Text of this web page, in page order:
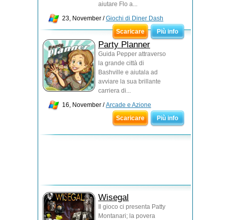
aiutare Flo a...
23, November /Giochi di Diner Dash
Scaricare
Più info
Party Planner
Guida Pepper attraverso
la grande città di
Bashville e aiutala ad
avviare la sua brillante
carriera di...
16, November /Arcade e Azione
Scaricare
Più info
Wisegal
Il gioco ci presenta Patty
Montanari; la povera